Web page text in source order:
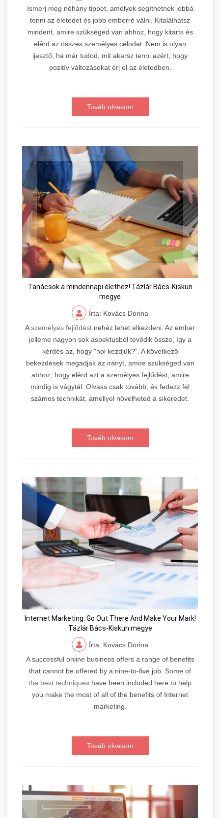
Ismerj meg néhány tippet, amelyek segíthetnek jobbá
tenni az életedet és jobb emberré válni. Kitalálhatsz
mindent, amire szükséged van ahhoz, hogy kitarts és
elérd az összes személyes célodat. Nem is olyan
ijesztő, ha már tudod, mit akarsz tenni azért, hogy
pozitív változásokat érj el az életedben.
Továb olvasom
Tanácsok a mindennapi élethez! Tázlár Bács-Kiskun
megye
Írta: Kovács Dorina
Aszemélyes fejlődést nehéz lehet elkezdeni. Az ember
jelleme nagyon sok aspektusból tevődik össze, így a
kérdés az, hogy "hol kezdjük?". A következő
bekezdések megadják az irányt, amire szükséged van
ahhoz, hogy elérd azt a személyes fejlődést, amire
mindig is vágytál. Olvass csak tovább, és fedezz fel
számos technikát, amellyel növelheted a sikeredet.
Továb olvasom
Internet Marketing: Go Out There And Make Your Mark!
Tázlár Bács-Kiskun megye
Írta: Kovács Dorina
A successful online business offers a range of benefits
that cannot be offered by a nine-to-five job. Some of
the best techniques have been included here to help
you make the most of all of the benefits of Internet
marketing.
Továb olvasom